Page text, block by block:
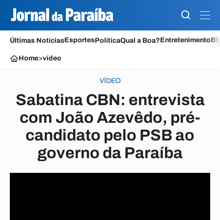
Últimas NotíciasEsportesPolíticaQual a Boa?Entretenimento
Home>vídeo
VÍDEO
Sabatina CBN: entrevista
com João Azevêdo, pré-
candidato pelo PSB ao
governo da Paraíba